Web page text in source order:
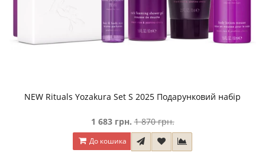
NEW Rituals Yozakura Set S 2025 Подарунковий набір
1 683 грн. 1 870 грн.
До кошика